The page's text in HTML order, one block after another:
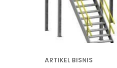
ARTIKEL BISNIS